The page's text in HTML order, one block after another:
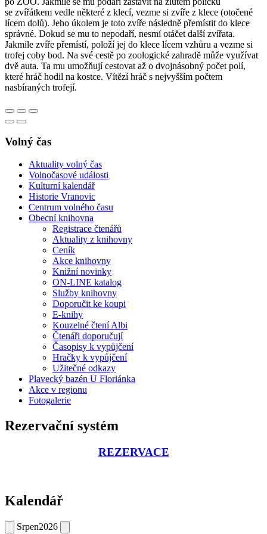
se zvířátkem vedle některé z klecí, vezme si zvíře z klece (otočené
lícem dolů). Jeho úkolem je toto zvíře následně přemístit do klece
správné. Dokud se mu to nepodaří, nesmí otáčet další zvířata.
Jakmile zvíře přemístí, položí jej do klece lícem vzhůru a vezme si
trofej coby bod. Na své cestě po zoologické zahradě může využívat
dvě auta. Ta mu umožňují cestovat až o dvojnásobný počet polí,
které hráč hodil na kostce. Vítězí hráč s nejvyšším počtem
nasbíraných trofejí.
Volný čas
Aktuality volný čas
Volnočasové události
Kulturní kalendář
Historie Vranovic
Centrum volného času
Obecní knihovna
Registrace čtenářů
Aktuality z knihovny
Ceník
Akce knihovny
Knižní novinky
ON-LINE katalog
Služby knihovny
Doporučit ke koupi
E-knihy
Kouzelné čtení Albi
Čtenáři doporučují
Časopisy k vypůjčení
Hračky k vypůjčení
Užitečné odkazy
Plavecký bazén U Floriánka
Akce v regionu
Fotogalerie
Rezervační systém
REZERVACE
Kalendář
Srpen2026